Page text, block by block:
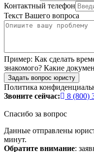
Контактный телефон
Текст Вашего вопроса
Пример: Как сделать
знакомого? Какие
Задать вопрос юристу
Политика
Звоните сейчас:
8 (800)
Спасибо за вопрос
Данные отправлены
минут.
Обратите внимание: